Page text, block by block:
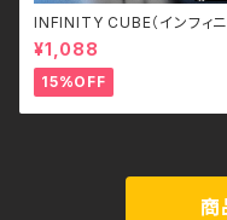
INFINITY CUBE（インフィ
ィ・キューブ）：シルバー /
TE SQUARE
¥1,088
15%OFF
商